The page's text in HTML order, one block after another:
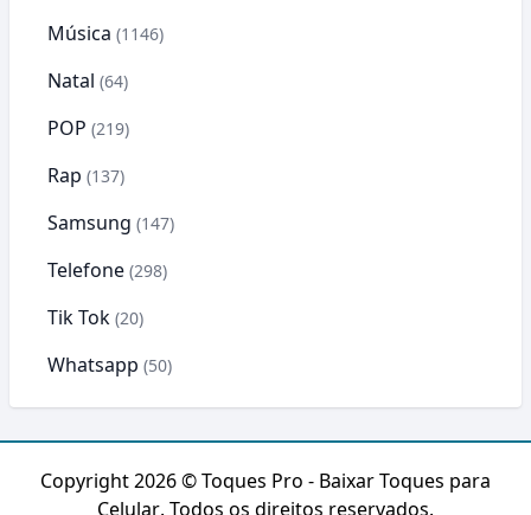
Música (1146)
Natal (64)
POP (219)
Rap (137)
Samsung (147)
Telefone (298)
Tik Tok (20)
Whatsapp (50)
Copyright 2026 ©Toques Pro - Baixar Toques para
Celular. Todos os direitos reservados.